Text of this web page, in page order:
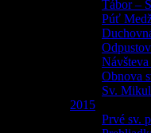
Tábor –
Púť
Obnova
Sv.
2015
Prvé sv.